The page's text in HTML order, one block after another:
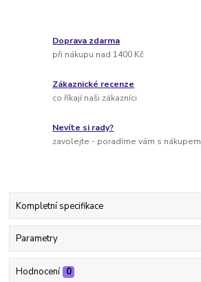
Doprava zdarma
při nákupu nad 1400 Kč
Zákaznické recenze
co říkají naši zákazníci
Nevíte si rady?
zavolejte - poradíme vám s nákupem
Kompletní specifikace
Parametry
Hodnocení 0